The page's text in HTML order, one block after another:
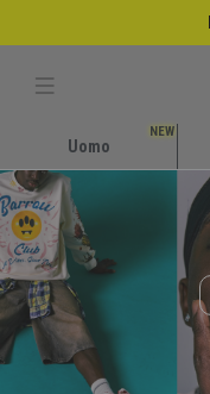
Uomo
NEW